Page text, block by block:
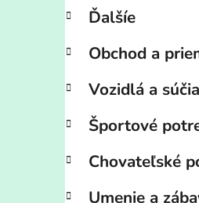
Ďalšíe
Obchod a
Vozidlá a
Športové
Chovateľské
Umenie a